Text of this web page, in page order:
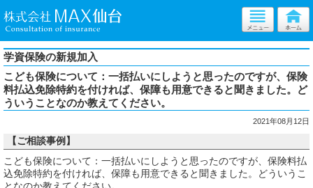
学資保険の新規加入
こども保険について：一括払いにしようと思ったのですが、保険
料払込免除特約を付ければ、保障も用意できると聞きました。ど
ういうことなのか教えてください。
2021年08月12日
【ご相談事例】
こども保険について：一括払いにしようと思ったのですが、保険料払
込免除特約を付ければ、保障も用意できると聞きました。どういうこ
となのか教えてください。